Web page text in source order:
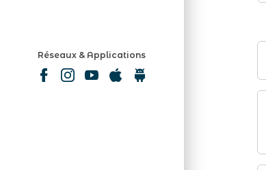
Réseaux & Applications